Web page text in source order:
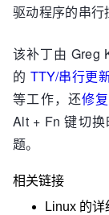
驱动程序的串行
该补丁由 Greg
的 TTY/串行更
等工作，还修复
Alt + Fn 键切
题。
相关链接
Linux 的详